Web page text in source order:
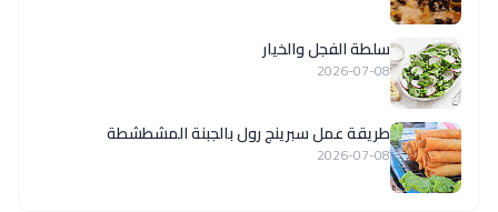
سلطة الفجل والخيار
2026-07-08
طريقة عمل سبرينج رول بالجبنة المشطشطة
2026-07-08